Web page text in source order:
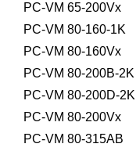
PC-VM 65-200Vx
PC-VM 80-160-1K
PC-VM 80-160Vx
PC-VM 80-200B-2K
PC-VM 80-200D-2K
PC-VM 80-200Vx
PC-VM 80-315AB